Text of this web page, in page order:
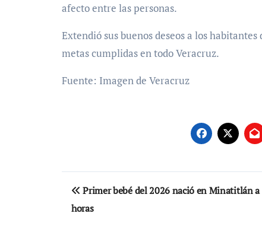
afecto entre las personas.
Extendió sus buenos deseos a los
metas cumplidas en todo Veracruz.
Fuente: Imagen de Veracruz
Navegación
de
Primer bebé del 2026 nació en Minatitlán a
horas